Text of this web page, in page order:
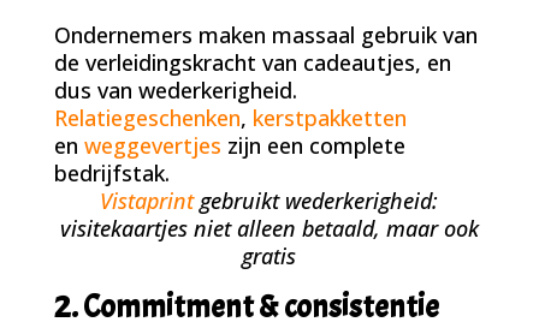
Ondernemers maken massaal gebruik van
de verleidingskracht van cadeautjes, en
dus van wederkerigheid.
Relatiegeschenken, kerstpakketten
en weggevertjes zijn een complete
bedrijfstak.
Vistaprintgebruikt wederkerigheid:
visitekaartjes niet alleen betaald, maar ook
gratis
2. Commitment & consistentie